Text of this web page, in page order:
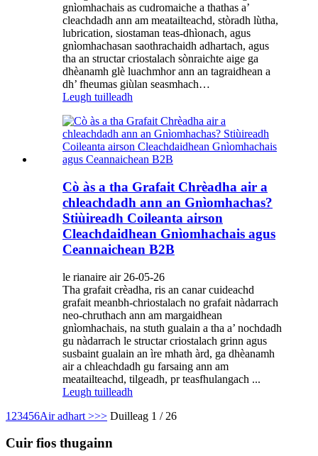
gnìomhachais as cudromaiche a thathas a’
cleachdadh ann am meatailteachd, stòradh lùtha,
lubrication, siostaman teas-dhìonach, agus
gnìomhachasan saothrachaidh adhartach, agus
tha an structar criostalach sònraichte aige ga
dhèanamh glè luachmhor ann an tagraidhean a
dh’ fheumas giùlan seasmhach…
Leugh tuilleadh
Cò às a tha Grafait Chrèadha air a
chleachdadh ann an Gnìomhachas?
Stiùireadh Coileanta airson
Cleachdaidhean Gnìomhachais agus
Ceannaichean B2B
le rianaire air 26-05-26
Tha grafait crèadha, ris an canar cuideachd
grafait meanbh-chriostalach no grafait nàdarrach
neo-chruthach ann am margaidhean
gnìomhachais, na stuth gualain a tha a’ nochdadh
gu nàdarrach le structar criostalach grinn agus
susbaint gualain an ìre mhath àrd, ga dhèanamh
air a chleachdadh gu farsaing ann am
meatailteachd, tilgeadh, pr teasfhulangach ...
Leugh tuilleadh
1 23456Air adhart >>> Duilleag 1 / 26
Cuir fios thugainn